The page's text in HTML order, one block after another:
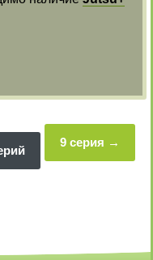
9 серия